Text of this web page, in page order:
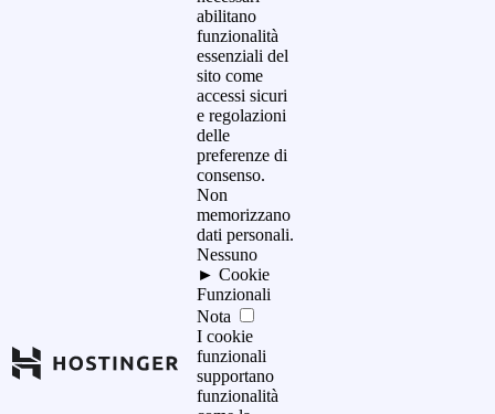
abilitano
funzionalità
essenziali del
sito come
accessi sicuri
e regolazioni
delle
preferenze di
consenso.
Non
memorizzano
dati personali.
Nessuno
► Cookie
Funzionali
Nota
I cookie
funzionali
supportano
funzionalità